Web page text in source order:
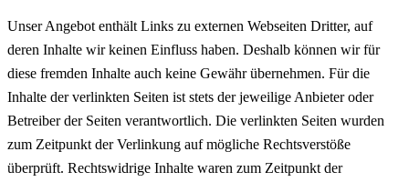
Unser Angebot enthält Links zu externen Webseiten Dritter, auf
deren Inhalte wir keinen Einfluss haben. Deshalb können wir für
diese fremden Inhalte auch keine Gewähr übernehmen. Für die
Inhalte der verlinkten Seiten ist stets der jeweilige Anbieter oder
Betreiber der Seiten verantwortlich. Die verlinkten Seiten wurden
zum Zeitpunkt der Verlinkung auf mögliche Rechtsverstöße
überprüft. Rechtswidrige Inhalte waren zum Zeitpunkt der